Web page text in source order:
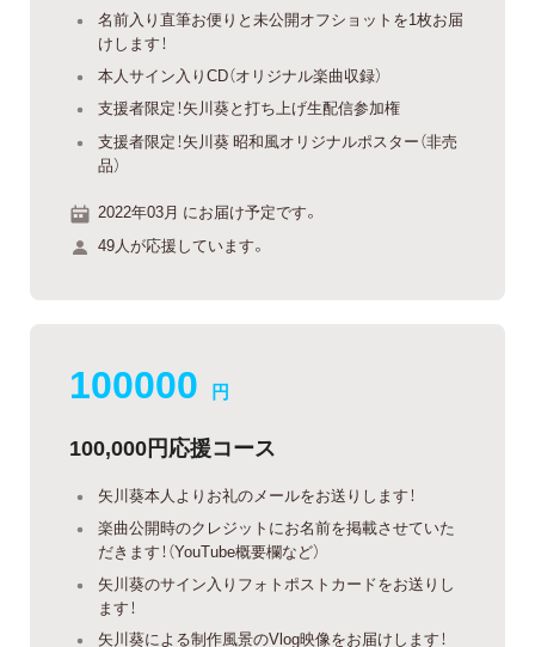
名前入り直筆お便りと未公開オフショットを1枚お届
けします！
本人サイン入りCD（オリジナル楽曲収録）
支援者限定！矢川葵と打ち上げ生配信参加権
支援者限定！矢川葵 昭和風オリジナルポスター（非売
品）
2022年03月 にお届け予定です。
49人が応援しています。
100000 円
100,000円応援コース
矢川葵本人よりお礼のメールをお送りします！
楽曲公開時のクレジットにお名前を掲載させていた
だきます！（YouTube概要欄など）
矢川葵のサイン入りフォトポストカードをお送りし
ます！
矢川葵による制作風景のVlog映像をお届けします！